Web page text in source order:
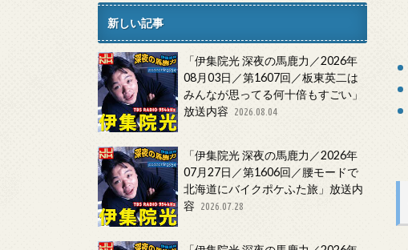
新しい記事
「伊集院光 深夜の馬鹿力／2026年
08月03日／第1607回／板東英二は
みんなが思ってる何十倍もすごい」
放送内容
2026.08.04
「伊集院光 深夜の馬鹿力／2026年
07月27日／第1606回／腰モードで
北海道にバイクポケふた旅」放送内
容
2026.07.28